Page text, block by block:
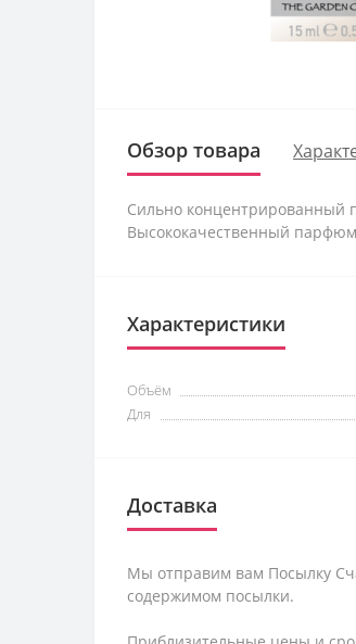
Обзор товара
Сильно концентрированный
Высококачественный
Характеристики
Объём
Для
Доставка
Мы отправим вам Посылку
содержимом посылки.